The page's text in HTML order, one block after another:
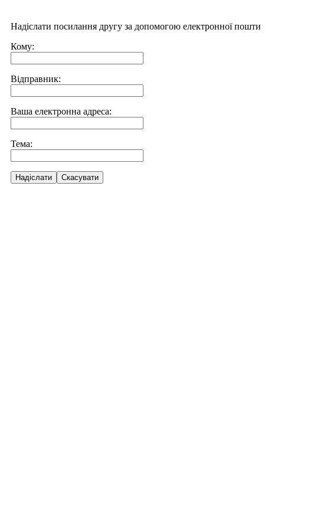
Надіслати посилання другу за допомогою електронної пошти
Кому:
Відправник:
Ваша електронна адреса:
Тема:
Надіслати Скасувати